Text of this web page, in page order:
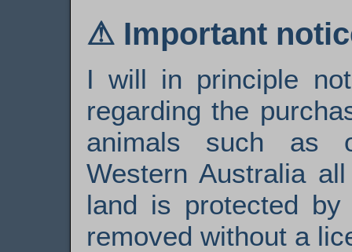
⚠ Important
I will in principle
regarding the
animals such as
Western Australia
land is protected
removed without a